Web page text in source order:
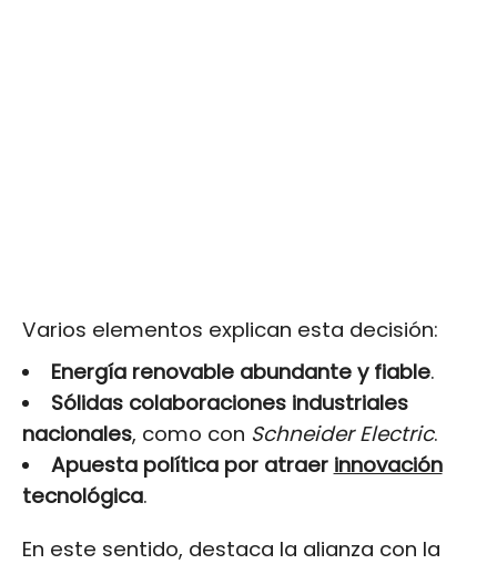
Varios elementos explican esta decisión:
Energía renovable abundante y fiable.
Sólidas colaboraciones industriales
nacionales, como con Schneider Electric.
Apuesta política por atraer innovación
tecnológica.
En este sentido, destaca la alianza con la